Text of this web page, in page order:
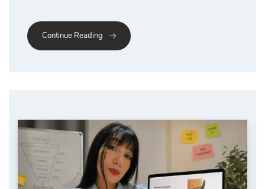
Continue Reading